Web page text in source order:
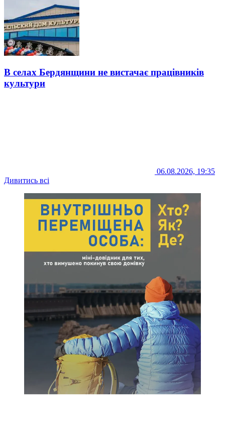
В селах Бердянщини не вистачає працівників
культури
06.08.2026, 19:35
Дивитись всі